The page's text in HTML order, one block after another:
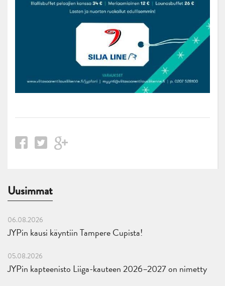
Uusimmat
06.08.2026
JYPin kausi käyntiin Tampere Cupista!
05.08.2026
JYPin kapteenisto Liiga-kauteen 2026–2027 on nimetty